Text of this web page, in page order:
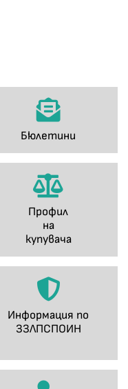
Бюлетини
Профил
на
купувача
Информация по
ЗЗЛПСПОИН